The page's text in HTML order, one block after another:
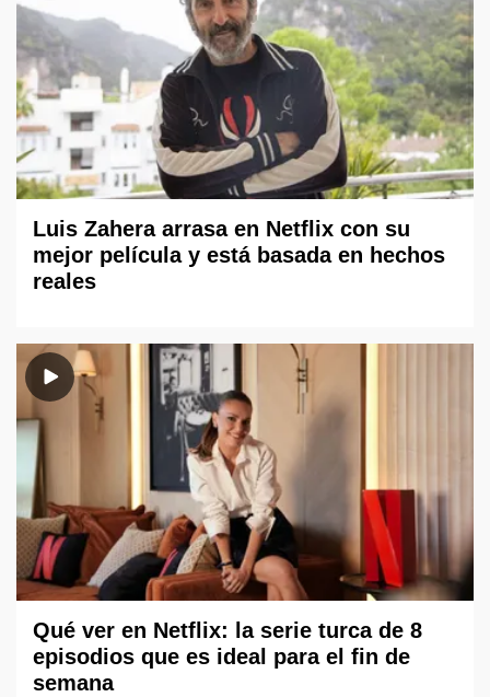
Luis Zahera arrasa en Netflix con su
mejor película y está basada en hechos
reales
Qué ver en Netflix: la serie turca de 8
episodios que es ideal para el fin de
semana